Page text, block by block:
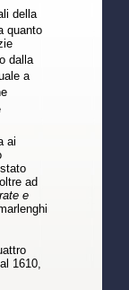
della
quanto
dalla
a
ai
ad
e
1610,